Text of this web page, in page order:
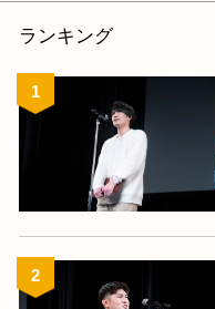
ランキング